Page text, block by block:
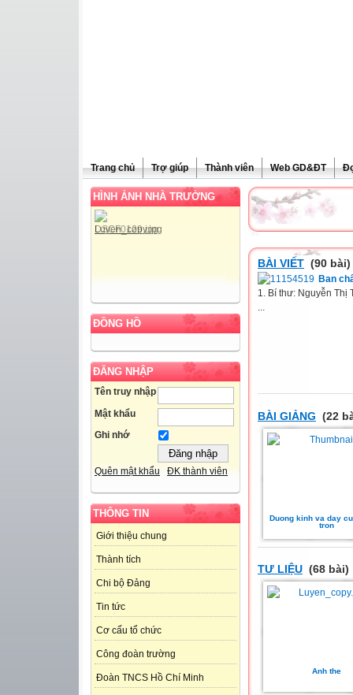
Trang chủ Trợ giúp Thành viên Web GD&ĐT
HÌNH ẢNH NHÀ TRƯỜNG
ĐỒNG HỒ
ĐĂNG NHẬP
Tên truy nhập
Mật khẩu
Ghi nhớ
Quên mật khẩu ĐK thành viên
THÔNG TIN
Giới thiệu chung
Thành tích
Chi bộ Đảng
Tin tức
Cơ cấu tổ chức
Công đoàn trường
Đoàn TNCS Hồ Chí Minh
BÀI VIẾT (90 bài)
Ban
1. Bí thư: Nguyễn Thị
...
BÀI GIẢNG (22
Duong kinh va day
tron
TƯ LIỆU (68 bài)
Anh the